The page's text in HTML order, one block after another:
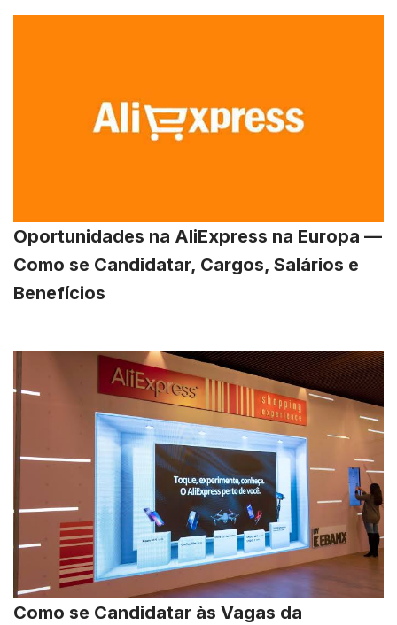
Oportunidades na AliExpress na Europa —
Como se Candidatar, Cargos, Salários e
Benefícios
Como se Candidatar às Vagas da